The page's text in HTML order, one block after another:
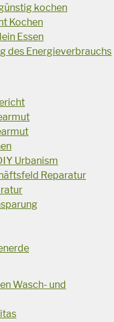
kochen
Kochen
Essen
des Energieverbrauchs
Urbanism
Reparatur
Wasch- und